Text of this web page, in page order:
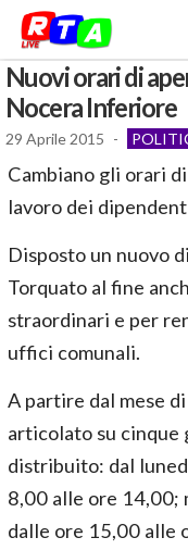
Nuovi orari di
Nocera Inferiore
29 Aprile 2015 -
Cambiano gli orari
lavoro dei
Disposto un nuovo
Torquato al fine
straordinari e per
uffici comunali.
A partire dal mese
articolato su cinque
distribuito: dal
8,00 alle ore 14,00;
dalle ore 15,00 alle